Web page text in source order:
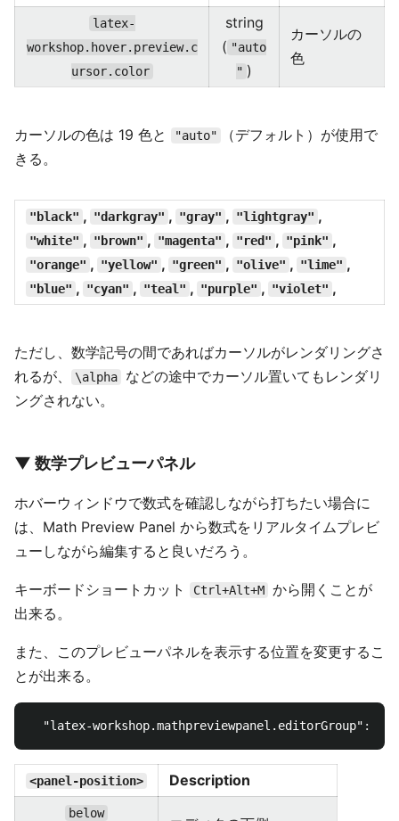
latex-
workshop.hover.preview.c
ursor.color
string
( "auto
" )
カーソルの
色
カーソルの色は 19 色と "auto"
（デフォルト）が使用で
きる。
"black" , "darkgray" , "gray" , "lightgray" ,
"white" , "brown" , "magenta" , "red" , "pink" ,
"orange" , "yellow" , "green" , "olive" , "lime" ,
"blue" , "cyan" , "teal" , "purple" , "violet" ,
ただし、数学記号の間であればカーソルがレンダリングさ
れるが、
\alpha
などの途中でカーソル置いてもレンダリ
ングされない。
▼ 数学プレビューパネル
ホバーウィンドウで数式を確認しながら打ちたい場合に
は、Math Preview Panel から数式をリアルタイムプレビ
ューしながら編集すると良いだろう。
キーボードショートカット Ctrl+Alt+M から開くことが
出来る。
また、このプレビューパネルを表示する位置を変更するこ
とが出来る。
"latex-workshop.mathpreviewpanel.editorGroup" :
<panel-position> Description
below